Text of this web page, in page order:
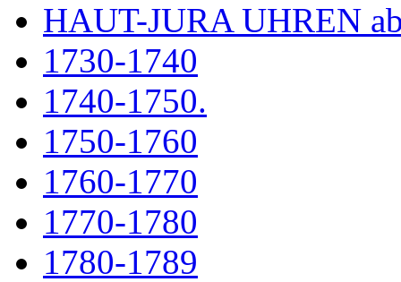
HAUT-JURA UHREN
1730-1740
1740-1750.
1750-1760
1760-1770
1770-1780
1780-1789